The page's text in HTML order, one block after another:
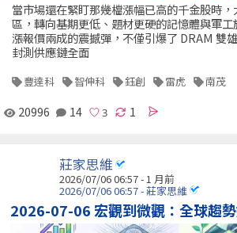
當市場還在緊盯那幾檔漲幅已高的千金股時
區，轉向基期更低、題材更硬的記憶體與軍
漲報價兩成的震撼彈，不僅引爆了 DRAM 雙
封測供應鏈全面
豐達科 智伸科 鈺創 雷虎 南茂
20996 14 1
莊家思維
2026/07/06 06:57 - 1 月前
2026/07/06 06:57 - 莊家思維
2026-07-06 宏觀到微觀：全球趨